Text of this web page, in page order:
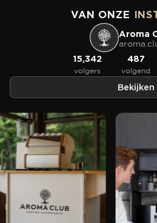
VAN ONZE
Aroma
15,342
volgers
487
volgend
Bekijken